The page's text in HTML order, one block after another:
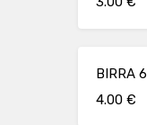
BIRRA
4.00 €